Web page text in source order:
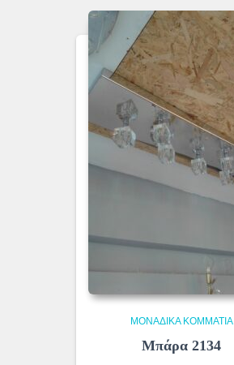
ΜΟΝΆΔΙΚΑ ΚΟΜΜΆΤΙΑ
Μπάρα 2134